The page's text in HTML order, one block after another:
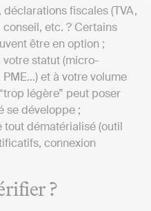
fiscales (TVA,
etc. ? Certains
être en option ;
votre statut (micro-
et à votre volume
légère” peut poser
se développe ;
tout dématérialisé (outil
connexion
?